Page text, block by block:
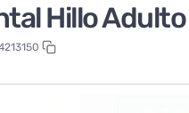
Hillo